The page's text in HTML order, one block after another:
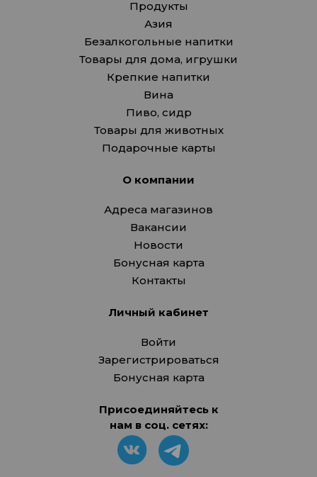
Продукты
Азия
Безалкогольные напитки
Товары для дома, игрушки
Крепкие напитки
Вина
Пиво, сидр
Товары для животных
Подарочные карты
О компании
Адреса магазинов
Вакансии
Новости
Бонусная карта
Контакты
Личный кабинет
Войти
Зарегистрироваться
Бонусная карта
Присоединяйтесь к
нам в соц. сетях: